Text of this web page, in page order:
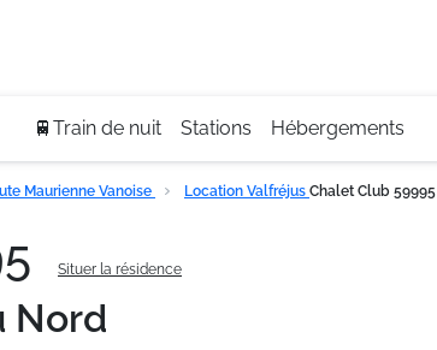
🚆Train de nuit Stations Hébergements
Maurienne Vanoise Location Valfréjus Chalet Club 59995
Situer la résidence
Nord